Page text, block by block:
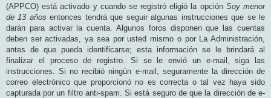
(APPCO) está activado y cuando se registró eligió la opción Soy menor
de 13 años entonces tendrá que seguir algunas instrucciones que se le
darán para activar la cuenta. Algunos foros disponen que las cuentas
deben ser activadas, ya sea por usted mismo o por La Administración,
antes de que pueda identificarse; esta información se le brindará al
finalizar el proceso de registro. Si se le envió un e-mail, siga las
instrucciones. Si no recibió ningún e-mail, seguramente la dirección de
correo electrónico que proporcionó no es correcta o tal vez haya sido
capturada por un filtro anti-spam. Si está seguro de que la dirección de e-